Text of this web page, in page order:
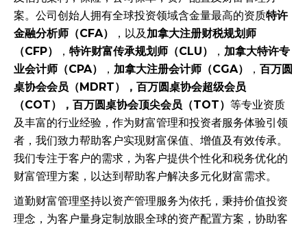
案。公司创始人拥有全球投资领域含金量最高的资质特许
金融分析师（CFA）
，以及 加拿大注册财税规划师
（CFP）
， 特许财富传承规划师（CLU） ， 加拿大特许专
业会计师（CPA）
， 加拿大注册会计师（CGA） ， 百万圆
桌协会会员（MDRT），百万圆桌协会超级会员
（COT），百万圆桌协会顶尖会员（TOT） 等专业资质
及丰富的行业经验，作为财富管理和投资者服务体验引领
者，我们致力帮助客户实现财富保值、增值及有效传承。
我们专注于客户的需求，为客户提供个性化和税务优化的
财富管理方案，以达到帮助客户解决多元化财富需求。
道勤财富管理坚持以资产管理服务为依托，秉持价值投资
理念，为客户量身定制放眼全球的资产配置方案，协助客